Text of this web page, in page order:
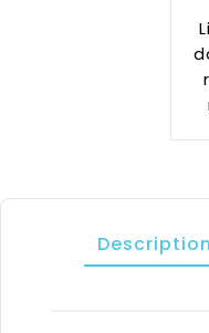
Description